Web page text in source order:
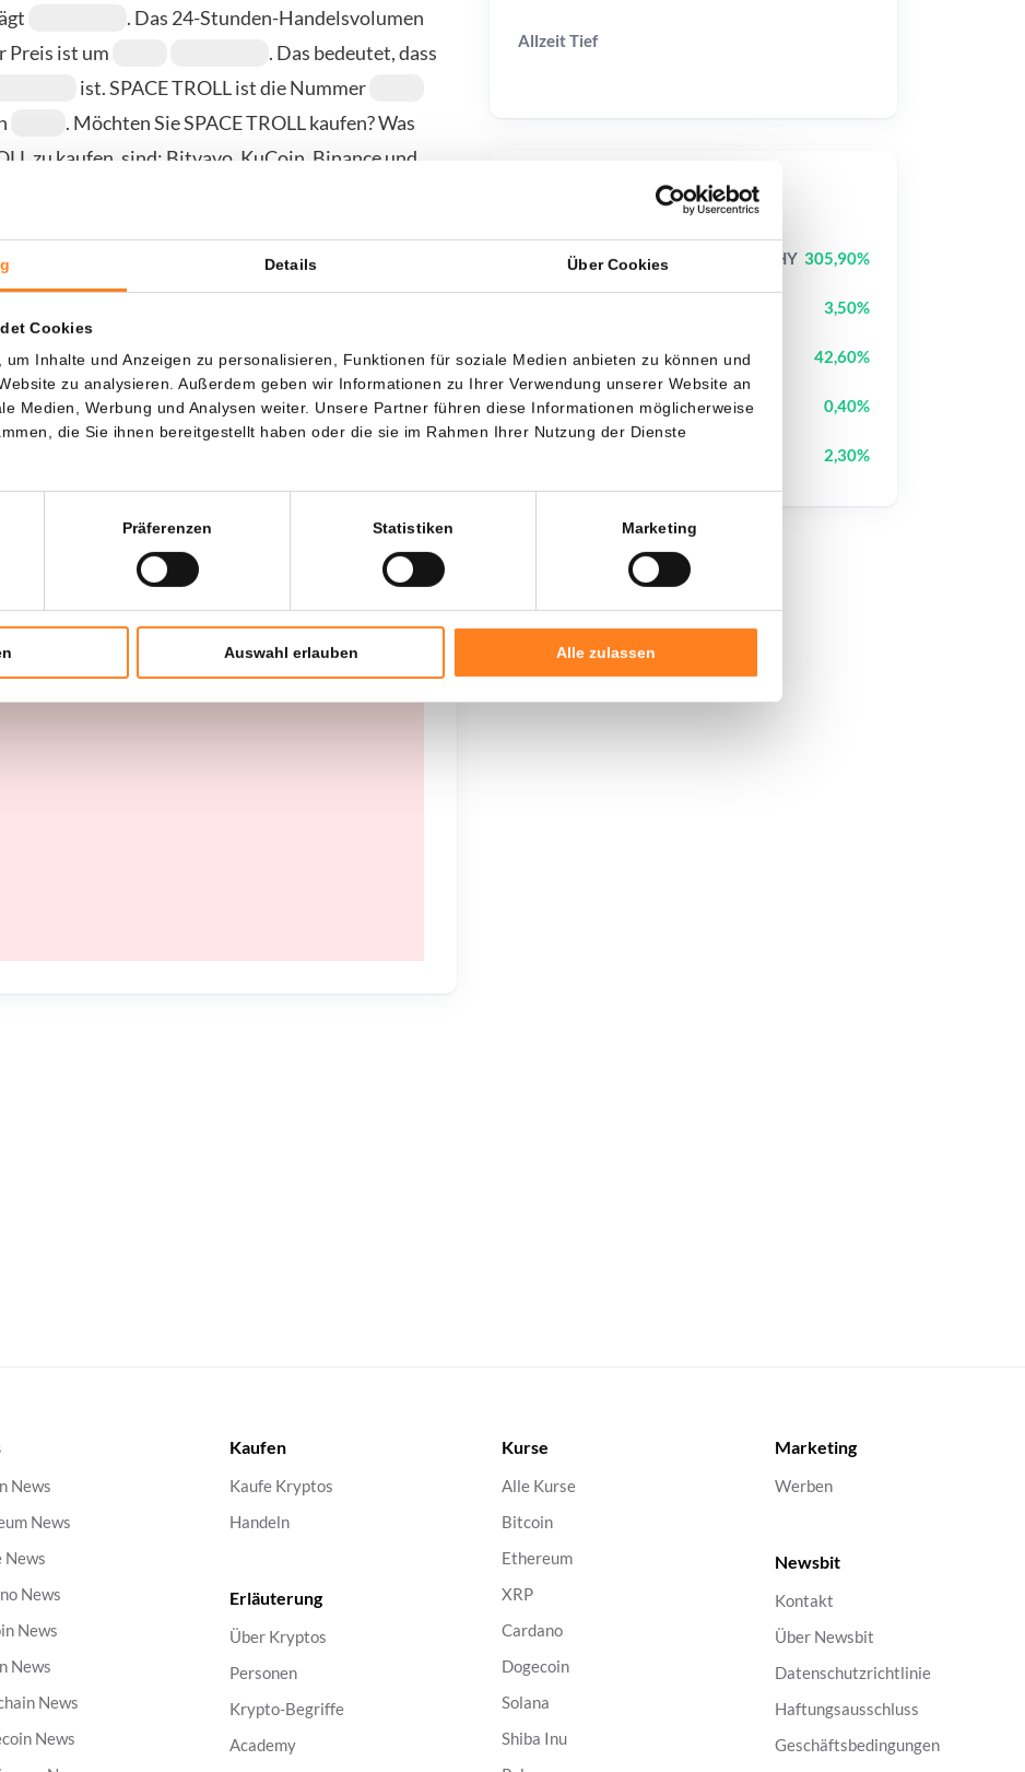
Details Über Cookies
Cookies
um Inhalte und Anzeigen zu personalisieren, Funktionen für soziale Medien anbieten zu können und
zu analysieren. Außerdem geben wir Informationen zu Ihrer Verwendung unserer Website an
Medien, Werbung und Analysen weiter. Unsere Partner führen diese Informationen möglicherweise
die Sie ihnen bereitgestellt haben oder die sie im Rahmen Ihrer Nutzung der Dienste
Präferenzen Statistiken Marketing
Auswahl erlauben Alle zulassen
. Das 24-Stunden-Handelsvolumen
Preis ist um
. Das bedeutet, dass
ist. SPACE TROLL ist die Nummer
. Möchten Sie SPACE TROLL kaufen? Was
zu kaufen, sind: Bitvavo, KuCoin, Binance und
unserer Kauf-/Verkaufsseite.
wenn ich...?
worden opgehaald, probeer het later
AllzeitTief
Jimothy The Raccoon JIMOTHY 305,90%
3,50%
StonkBroker STONKBROKER 42,60%
Cysic CYS 0,40%
2,30%
News
News
News
News
News
News
News
News
Kaufen
Kaufe Kryptos
Handeln
Erläuterung
Über Kryptos
Personen
Krypto-Begriffe
Academy
Kurse
Alle Kurse
Bitcoin
Ethereum
XRP
Cardano
Dogecoin
Solana
Shiba Inu
Marketing
Werben
Newsbit
Kontakt
Über Newsbit
Datenschutzrichtlinie
Haftungsausschluss
Geschäftsbedingungen